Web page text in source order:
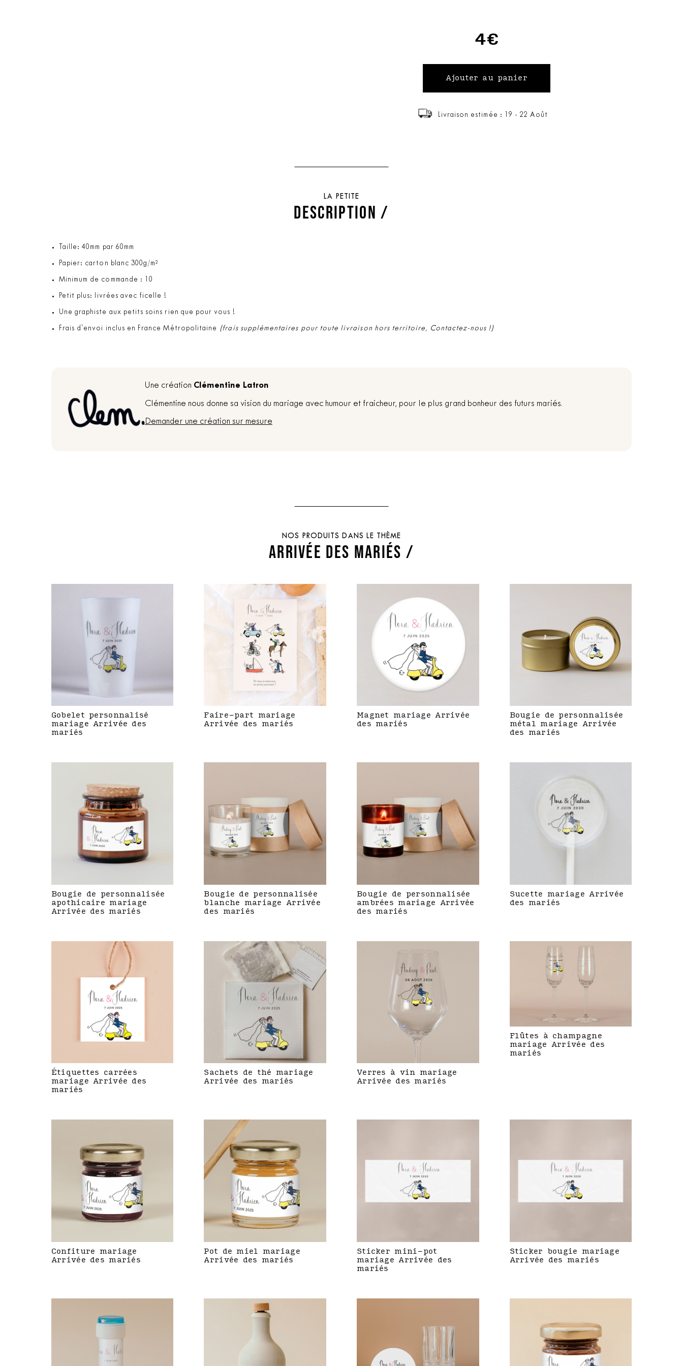
4€
Livraison estimée : 19 - 22 Août
LA PETITE
DESCRIPTION /
Taille: 40mm par 60mm
Papier: carton blanc 300g/m²
Minimum de commande : 10
Petit plus: livrées avec ficelle !
Une graphiste aux petits soins rien que pour vous !
Frais d'envoi inclus en France Métropolitaine (frais supplémentaires pour toute livraison hors territoire, Contactez-nous !)
Une création Clémentine Latron
Clémentine nous donne sa vision du mariage avec humour et fraicheur, pour le plus grand bonheur des futurs mariés.
Demander une création sur mesure
NOS PRODUITS DANS LE THÈME
ARRIVÉE DES MARIÉS /
Gobelet personnalisé
mariage Arrivée des
mariés
Faire-part mariage
Arrivée des mariés
Magnet mariage Arrivée
des mariés
Bougie de personnalisée
métal mariage Arrivée
des mariés
Bougie de personnalisée
apothicaire mariage
Arrivée des mariés
Bougie de personnalisée
blanche mariage Arrivée
des mariés
Bougie de personnalisée
ambrées mariage Arrivée
des mariés
Sucette mariage Arrivée
des mariés
Étiquettes carrées
mariage Arrivée des
mariés
Sachets de thé mariage
Arrivée des mariés
Verres à vin mariage
Arrivée des mariés
Flûtes à champagne
mariage Arrivée des
mariés
Confiture mariage
Arrivée des mariés
Pot de miel mariage
Arrivée des mariés
Sticker mini-pot
mariage Arrivée des
mariés
Sticker bougie mariage
Arrivée des mariés